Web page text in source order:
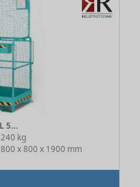
Arbeitskorb Typ RAK-one RAL 5018 Türkisblau
240 kg
800 x 800 x 1900 mm